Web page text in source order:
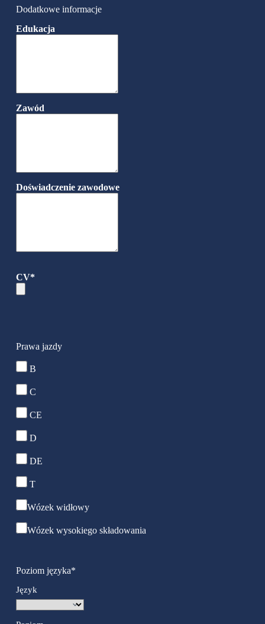
Dodatkowe informacje
Edukacja
Zawód
Doświadczenie zawodowe
CV*
Prawa jazdy
B
C
CE
D
DE
T
Wózek widłowy
Wózek wysokiego składowania
Poziom języka*
Język